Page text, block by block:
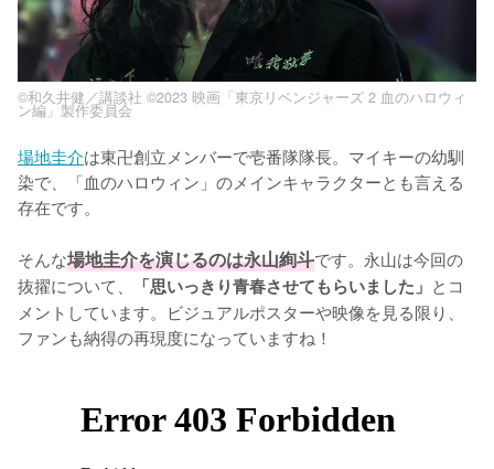
©和久井健／講談社 ©2023 映画「東京リベンジャーズ 2 血のハロウィ
ン編」製作委員会
場地圭介は東卍創立メンバーで壱番隊隊長。マイキーの幼馴
染で、「血のハロウィン」のメインキャラクターとも言える
存在です。
そんな場地圭介を演じるのは永山絢斗です。永山は今回の
抜擢について、
「思いっきり青春させてもらいました」 とコ
メントしています。ビジュアルポスターや映像を見る限り、
ファンも納得の再現度になっていますね！